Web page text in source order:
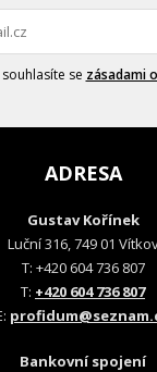
se zásadami
ADRESA
Gustav Kořínek
Luční 316, 749 01
T: +420 604 736 807
T: +420 604 736 807
Bankovní spojení